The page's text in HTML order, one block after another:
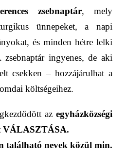
zsebnaptár, mely
ünnepeket, a napi
és minden hétre lelki
ingyenes, de aki
csekken – hozzájárulhat a
költségeihez.
az egyházközségi
VÁLASZTÁSA.
található nevek közül min.